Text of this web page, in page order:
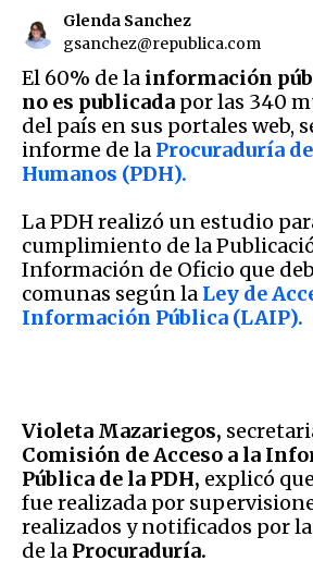
Glenda Sanchez
gsanchez@republica.com
El 60% de la información
no es publicada por las 340
del país en sus portales web,
informe de la Procuraduría
Humanos (PDH).
La PDH realizó un estudio
cumplimiento de la
Información de Oficio que
comunas según la Ley de
Información Pública (LAIP).
Violeta Mazariegos,
Comisión de Acceso a la
Pública de la PDH, explicó
fue realizada por
realizados y notificados por
de la Procuraduría.